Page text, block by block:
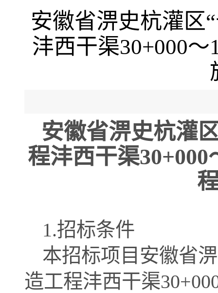
安徽省淠史杭灌区
沣西干渠30+000
安徽省淠史杭灌
程沣西干渠30+000
1.招标条件
本招标项目 安徽省
造工程沣西干渠